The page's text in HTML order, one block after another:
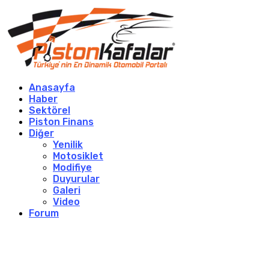
Anasayfa
Haber
Sektörel
Piston Finans
Diğer
Yenilik
Motosiklet
Modifiye
Duyurular
Galeri
Video
Forum